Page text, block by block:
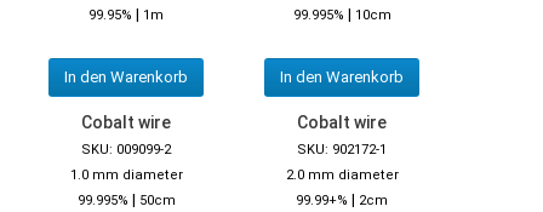
99.95% | 1m
In den Warenkorb
99.995% | 10cm
In den Warenkorb
Cobalt wire
SKU: 009099-2
1.0 mm diameter
99.995% | 50cm
Cobalt wire
SKU: 902172-1
2.0 mm diameter
99.99+% | 2cm